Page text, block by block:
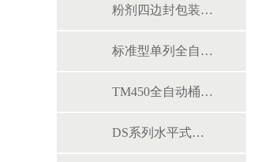
粉剂四边封包装系统
标准型单列全自动条形袋式包装机
TM450全自动桶膜包装机
DS系列水平式给袋包装机